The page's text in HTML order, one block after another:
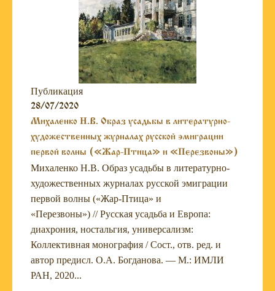
Публикация
28/07/2020
Михаленко Н.В. Образ усадьбы в литературно-
художественных журналах русской эмиграции
первой волны («Жар-Птица» и «Перезвоны»)
Михаленко Н.В. Образ усадьбы в литературно-
художественных журналах русской эмиграции
первой волны («Жар-Птица» и
«Перезвоны») // Русская усадьба и Европа:
диахрония, ностальгия, универсализм:
Коллективная монография / Сост., отв. ред. и
автор предисл. О.А. Богданова. — М.: ИМЛИ
РАН, 2020...